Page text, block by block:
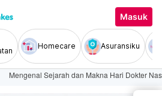
Masuk
Homecare Asuransiku
Mengenal Sejarah dan Makna Hari Dokter